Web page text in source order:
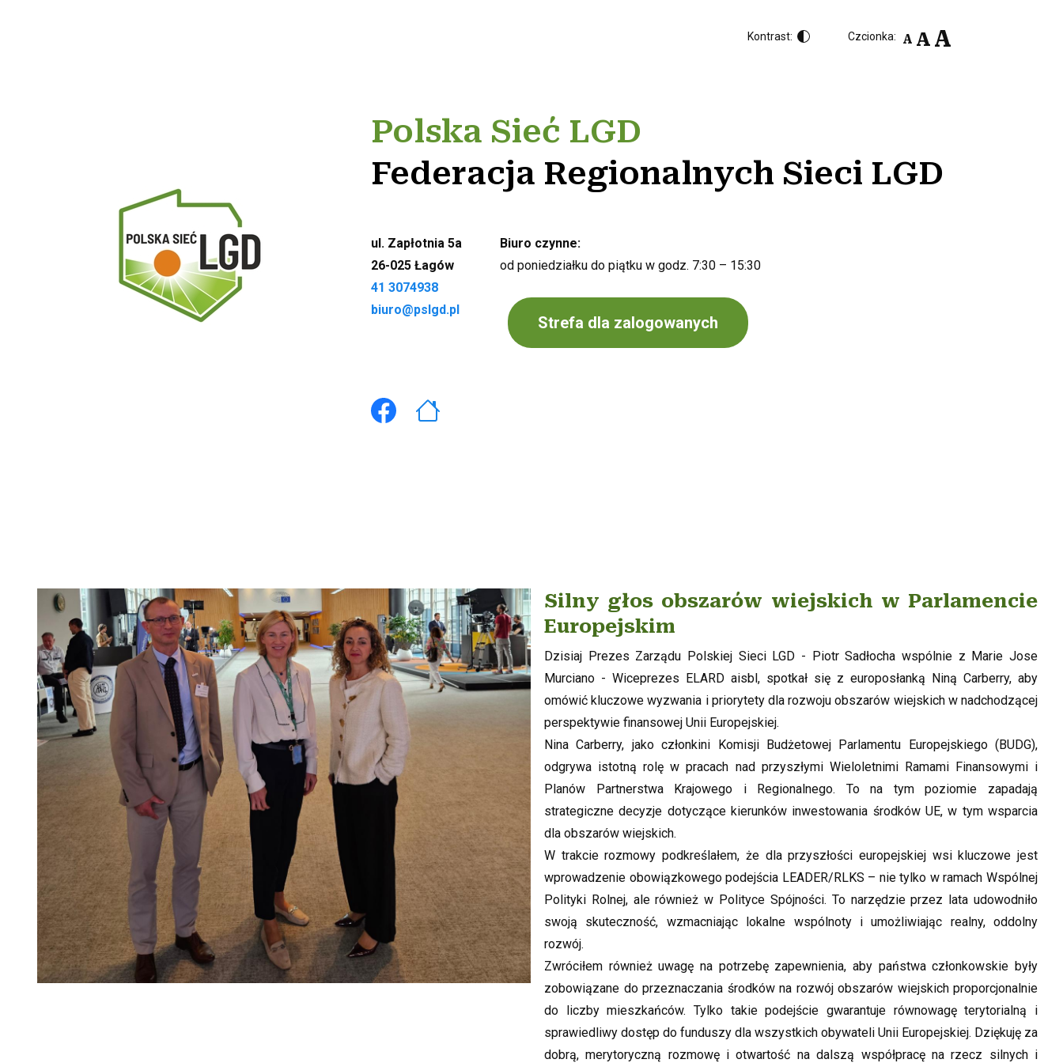
Kontrast: Czcionka: A A A
Polska Sieć LGD
Federacja Regionalnych Sieci LGD
ul. Zapłotnia 5a
26-025 Łagów
41 3074938
biuro@pslgd.pl
Biuro czynne:
od poniedziałku do piątku w godz. 7:30 – 15:30
Strefa dla zalogowanych
Silny głos obszarów wiejskich w Parlamencie
Europejskim
Dzisiaj Prezes Zarządu Polskiej Sieci LGD - Piotr Sadłocha wspólnie z Marie Jose
Murciano - Wiceprezes ELARD aisbl, spotkał się z europosłanką Niną Carberry, aby
omówić kluczowe wyzwania i priorytety dla rozwoju obszarów wiejskich w nadchodzącej
perspektywie finansowej Unii Europejskiej.
Nina Carberry, jako członkini Komisji Budżetowej Parlamentu Europejskiego (BUDG),
odgrywa istotną rolę w pracach nad przyszłymi Wieloletnimi Ramami Finansowymi i
Planów Partnerstwa Krajowego i Regionalnego. To na tym poziomie zapadają
strategiczne decyzje dotyczące kierunków inwestowania środków UE, w tym wsparcia
dla obszarów wiejskich.
W trakcie rozmowy podkreślałem, że dla przyszłości europejskiej wsi kluczowe jest
wprowadzenie obowiązkowego podejścia LEADER/RLKS – nie tylko w ramach Wspólnej
Polityki Rolnej, ale również w Polityce Spójności. To narzędzie przez lata udowodniło
swoją skuteczność, wzmacniając lokalne wspólnoty i umożliwiając realny, oddolny
rozwój.
Zwróciłem również uwagę na potrzebę zapewnienia, aby państwa członkowskie były
zobowiązane do przeznaczania środków na rozwój obszarów wiejskich proporcjonalnie
do liczby mieszkańców. Tylko takie podejście gwarantuje równowagę terytorialną i
sprawiedliwy dostęp do funduszy dla wszystkich obywateli Unii Europejskiej. Dziękuję za
dobrą, merytoryczną rozmowę i otwartość na dalszą współpracę na rzecz silnych i